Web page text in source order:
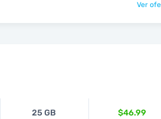
Ver
25 GB $46.99